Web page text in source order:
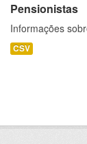
Pensionistas
Informações
CSV